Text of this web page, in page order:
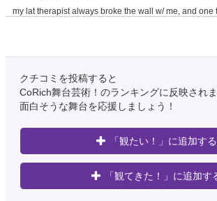
my lat therapist always broke the wall w/ me, and one
Sophia Smirnoff
@sophiaasshole
I tried to slip the lady at the DMV a $20 and I am now
Chris Jackson
クチコミを投稿すると
CoRich舞台芸術！のランキングに反映されま
面白そうな舞台を応援しましょう！
「観たい！」に追加する
「観てきた！」に追加す